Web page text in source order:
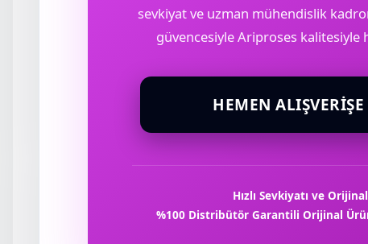
sevkiyat ve uzman mühendislik
güvencesiyle Ariproses kalitesiyle
HEMEN
Hızlı Sevkiyatı ve
%100 Distribütör Garantili Orijinal